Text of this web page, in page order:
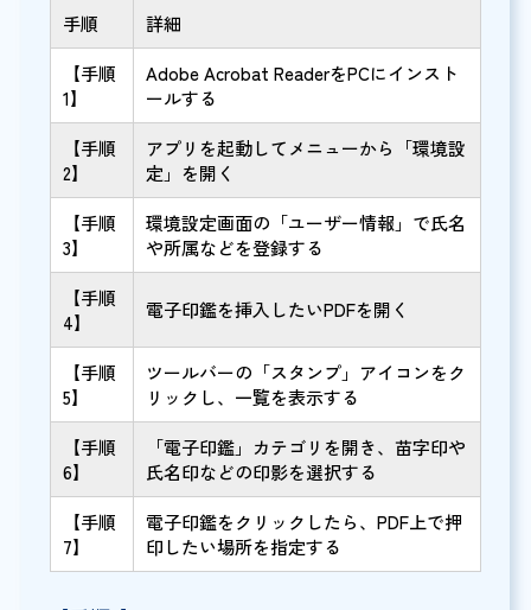
手順
詳細
【手順
1】
Adobe Acrobat ReaderをPCにインスト
ールする
【手順
2】
アプリを起動してメニューから「環境設
定」を開く
【手順
3】
環境設定画面の「ユーザー情報」で氏名
や所属などを登録する
【手順
4】
電子印鑑を挿入したいPDFを開く
【手順
5】
ツールバーの「スタンプ」アイコンをク
リックし、一覧を表示する
【手順
6】
「電子印鑑」カテゴリを開き、苗字印や
氏名印などの印影を選択する
【手順
7】
電子印鑑をクリックしたら、PDF上で押
印したい場所を指定する